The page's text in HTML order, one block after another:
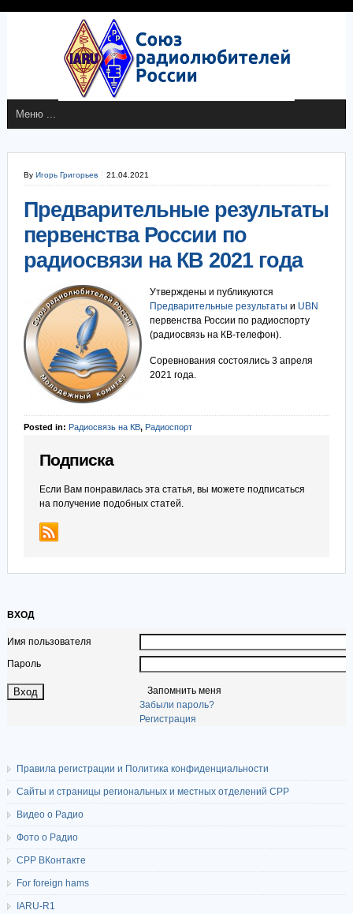
By Игорь Григорьев 21.04.2021
Предварительные результаты
первенства России по
радиосвязи на КВ 2021 года
Утверждены и публикуются
Предварительные результаты и UBN
первенства России по радиоспорту
(радиосвязь на КВ-телефон).
Соревнования состоялись 3 апреля
2021 года.
Posted in: Радиосвязь на КВ, Радиоспорт
Подписка
Если Вам понравилась эта статья, вы можете подписаться
на получение подобных статей.
ВХОД
Имя пользователя
Пароль
Запомнить меня
Забыли пароль?
Регистрация
Правила регистрации и Политика конфиденциальности
Сайты и страницы региональных и местных отделений СРР
Видео о Радио
Фото о Радио
СРР ВКонтакте
For foreign hams
IARU-R1